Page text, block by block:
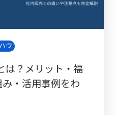
ウ
は？メリット・福
・活用事例をわ